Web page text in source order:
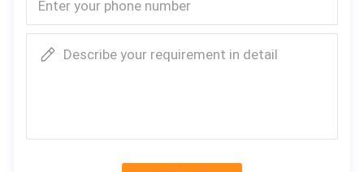
Describe your requirement in detail